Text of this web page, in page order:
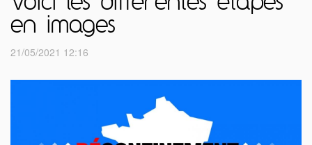
en images
21/05/2021 12:16